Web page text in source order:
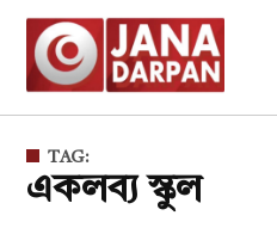
Skip
content
TAG:
একলব্য স্কুল